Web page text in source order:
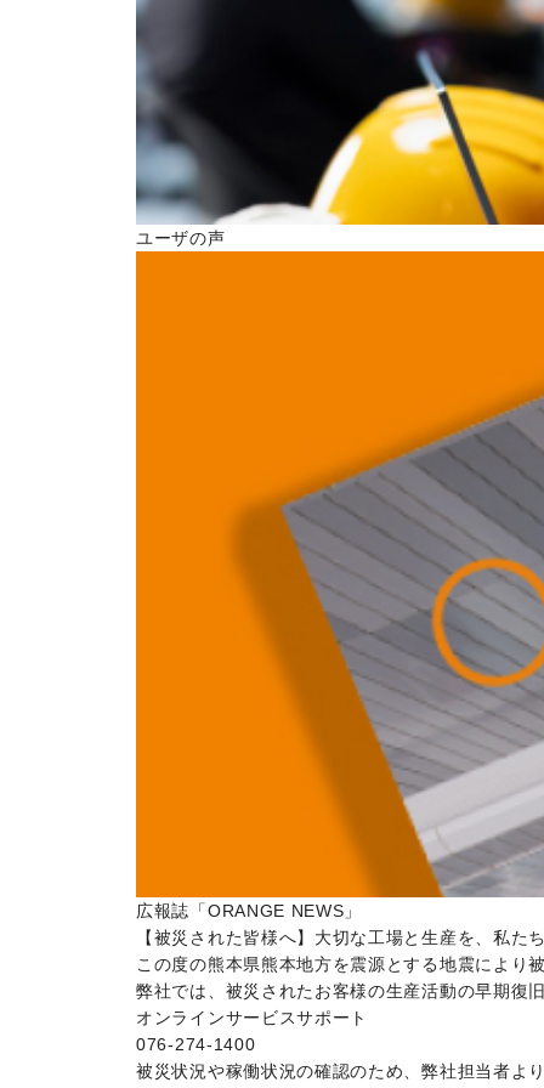
ユーザの声
広報誌「ORANGE NEWS」
【被災された皆様へ】大切な工場と生産を、私た
この度の熊本県熊本地方を震源とする地震により
弊社では、被災されたお客様の生産活動の早期復
オンラインサービスサポート
076-274-1400
被災状況や稼働状況の確認のため、弊社担当者よ